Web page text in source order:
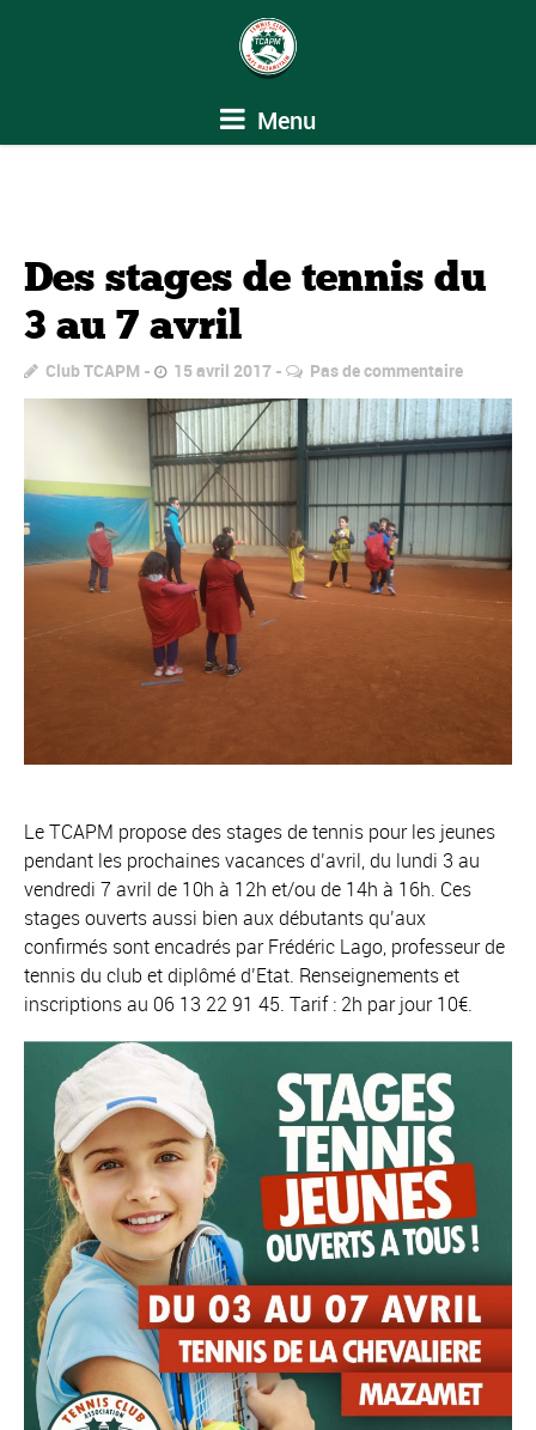
Menu
Des stages de tennis du
3 au 7 avril
Club TCAPM 15 avril 2017 Pas de commentaire
Le TCAPM propose des stages de tennis pour les jeunes
pendant les prochaines vacances d’avril, du lundi 3 au
vendredi 7 avril de 10h à 12h et/ou de 14h à 16h. Ces
stages ouverts aussi bien aux débutants qu’aux
confirmés sont encadrés par Frédéric Lago, professeur de
tennis du club et diplômé d’Etat. Renseignements et
inscriptions au 06 13 22 91 45. Tarif : 2h par jour 10€.